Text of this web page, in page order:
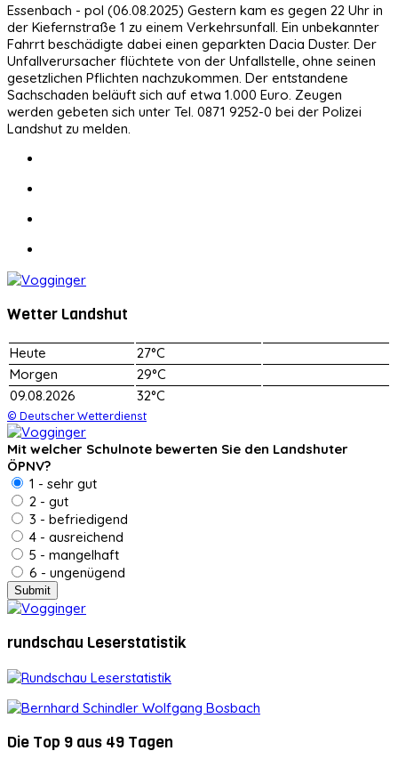
Essenbach - pol (06.08.2025) Gestern kam es gegen 22 Uhr in
der Kiefernstraße 1 zu einem Verkehrsunfall. Ein unbekannter
Fahrrt beschädigte dabei einen geparkten Dacia Duster. Der
Unfallverursacher flüchtete von der Unfallstelle, ohne seinen
gesetzlichen Pflichten nachzukommen. Der entstandene
Sachschaden beläuft sich auf etwa 1.000 Euro. Zeugen
werden gebeten sich unter Tel. 0871 9252-0 bei der Polizei
Landshut zu melden.
Wetter Landshut
Heute
27°C
Morgen
29°C
09.08.2026
32°C
© Deutscher Wetterdienst
Mit welcher Schulnote bewerten Sie den Landshuter
ÖPNV?
1 - sehr gut
2 - gut
3 - befriedigend
4 - ausreichend
5 - mangelhaft
6 - ungenügend
rundschau Leserstatistik
Die Top 9 aus 49 Tagen